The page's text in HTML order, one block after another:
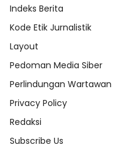
Indeks Berita
Kode Etik Jurnalistik
Layout
Pedoman Media Siber
Perlindungan Wartawan
Privacy Policy
Redaksi
Subscribe Us